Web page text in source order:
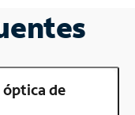
óptica de